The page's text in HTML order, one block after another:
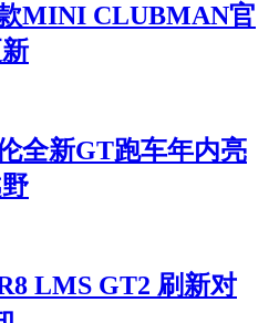
款MINI CLUBMAN官
全新GT跑车年内亮
LMS GT2 刷新对